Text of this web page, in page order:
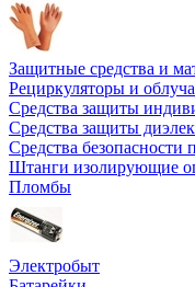
Защитные средства и
Рециркуляторы и
Средства защиты
Средства защиты
Средства безопасности
Штанги изолирующие
Пломбы
Электробыт